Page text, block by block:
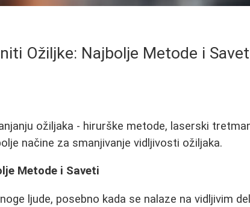
Ožiljke: Najbolje Metode i
ožiljaka - hirurške metode, laserski
načine za smanjivanje vidljivosti ožiljaka.
Metode i Saveti
ljude, posebno kada se nalaze na vidljivim